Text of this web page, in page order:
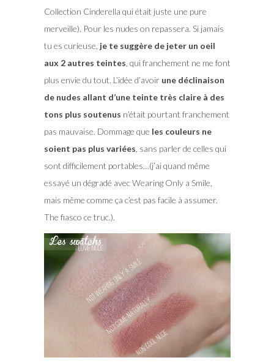
Collection Cinderella qui était juste une pure
merveille). Pour les nudes on repassera. Si jamais
tu es curieuse, je te suggère de jeter un oeil
aux 2 autres teintes , qui franchement ne me font
plus envie du tout. L’idée d’avoir une déclinaison
de nudes allant d’une teinte très claire à des
tons plus soutenus n’était pourtant franchement
pas mauvaise. Dommage que les couleurs ne
soient pas plus variées , sans parler de celles qui
sont difficilement portables…(j’ai quand même
essayé un dégradé avec Wearing Only a Smile,
mais même comme ça c’est pas facile à assumer.
The fiasco ce truc.).